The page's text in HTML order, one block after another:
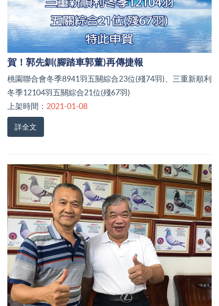
賀！郭先釧(腳踏車郭董)再傳捷報
桃園聯合會冬季8941羽五關綜合23位(殘74羽)、三重新順利
冬季12104羽五關綜合21位(殘67羽)
上架時間： 2021-01-08
詳全文